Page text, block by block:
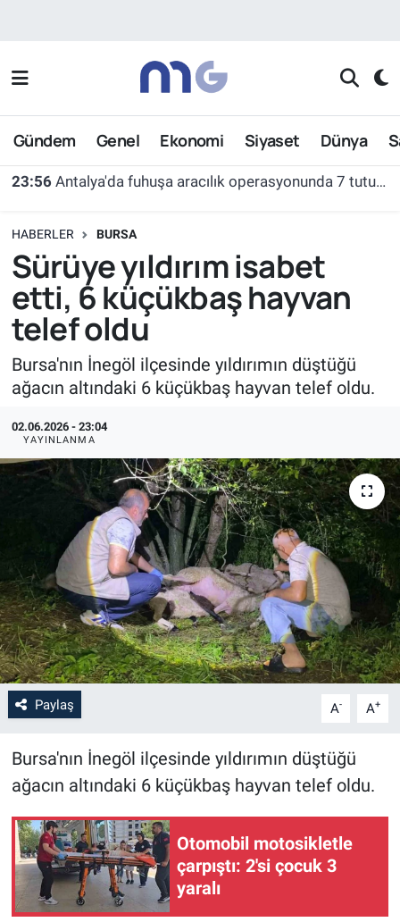
Gündem Genel Ekonomi Siyaset Dünya
23:23 Eski belediye başkanının yeğeni motosiklet kazasında hayatını kaybetti
HABERLER BURSA
Sürüye yıldırım isabet
etti, 6 küçükbaş hayvan
telef oldu
Bursa'nın İnegöl ilçesinde yıldırımın düştüğü
ağacın altındaki 6 küçükbaş hayvan telef oldu.
02.06.2026 - 23:04
YAYINLANMA
Paylaş A- A+
Bursa'nın İnegöl ilçesinde yıldırımın düştüğü
ağacın altındaki 6 küçükbaş hayvan telef oldu.
Otomobil motosikletle
çarpıştı: 2'si çocuk 3
yaralı
Nöbetçi Eczaneler
Hava Durumu
Süper Lig Puan Durumu ve Fikstür
Tüm Manşetler
Son Dakika Haberleri
Haber Arşivi